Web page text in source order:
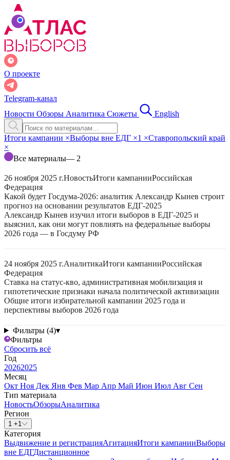
О проекте
Telegram-канал
Новости Обзоры Аналитика Сюжеты English
Итоги кампании ×Выборы вне ЕДГ ×1 ×Ставропольский край
×
Все материалы— 2
26 ноября 2025 г.НовостьИтоги кампанииРоссийская
Федерация
Какой будет Госдума-2026: аналитик Александр Кынев строит
прогноз на основании результатов ЕДГ-2025
Александр Кынев изучил итоги выборов в ЕДГ-2025 и
выяснил, как они могут повлиять на федеральные выборы
2026 года — в Госдуму РФ
24 ноября 2025 г.АналитикаИтоги кампанииРоссийская
Федерация
Ставка на статус-кво, административная мобилизация и
гипотетические признаки начала политической активизации
Общие итоги избирательной кампании 2025 года и
перспективы выборов 2026 года
Фильтры (4)▾
Фильтры
Сбросить всё
Год
20262025
Месяц
Окт Ноя Дек Янв Фев Мар Апр Май Июн Июл Авг Сен
Тип материала
НовостьОбзорыАналитика
Регион
1 +1
Категория
Выдвижение и регистрацияАгитацияИтоги кампанииВыборы
вне ЕДГДистанционное